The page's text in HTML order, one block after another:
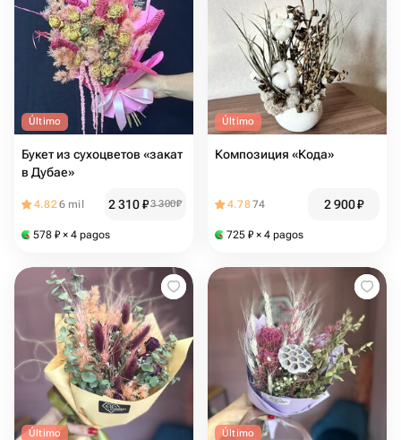
Último
Букет из сухоцветов «закат
в Дубае»
4.826 mil 2 310₽3 300₽
578 ₽ × 4 pagos
Último
Композиция «Кода»
4.7874 2 900₽
725 ₽ × 4 pagos
Último Último